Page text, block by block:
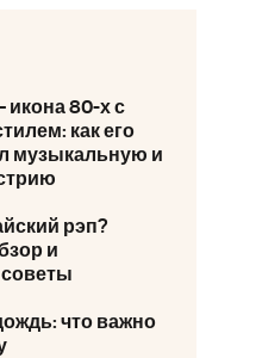
80-х с
как его
музыкальную и
рэп?
и
советы
что важно